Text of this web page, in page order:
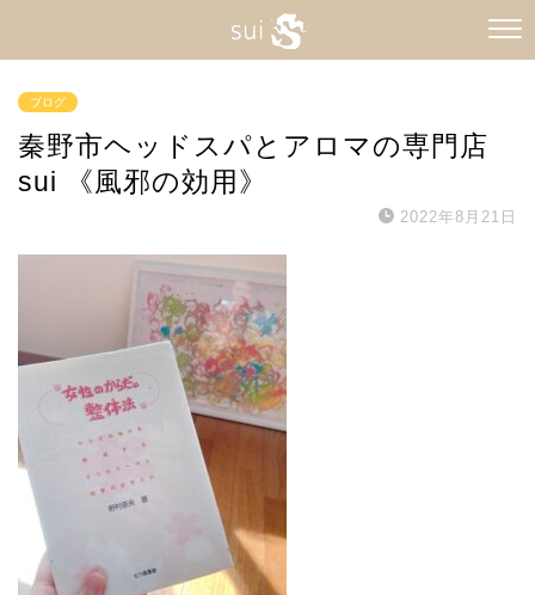
ブログ
秦野市ヘッドスパとアロマの専門店
sui 《風邪の効用》
2022年8月21日